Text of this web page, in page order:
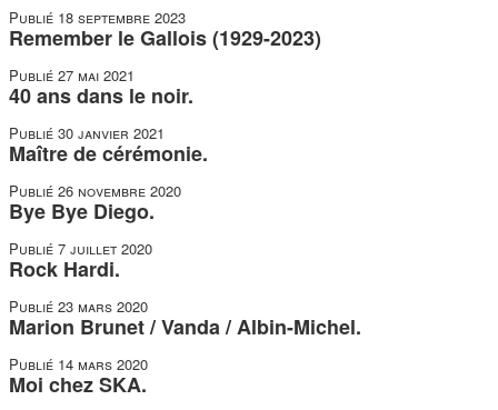
Publié 18 septembre 2023
Remember le Gallois (1929-2023)
Publié 27 mai 2021
40 ans dans le noir.
Publié 30 janvier 2021
Maître de cérémonie.
Publié 26 novembre 2020
Bye Bye Diego.
Publié 7 juillet 2020
Rock Hardi.
Publié 23 mars 2020
Marion Brunet / Vanda / Albin-Michel.
Publié 14 mars 2020
Moi chez SKA.